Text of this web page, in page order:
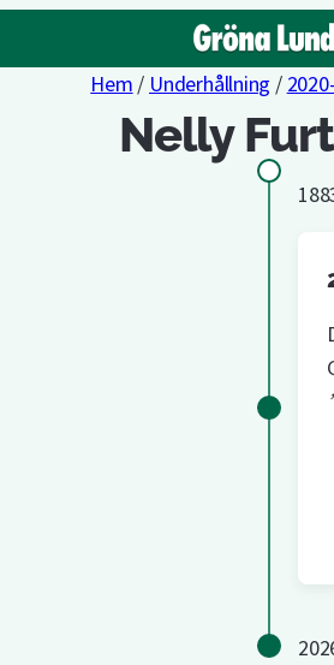
Hem / Underhållning /
Nelly